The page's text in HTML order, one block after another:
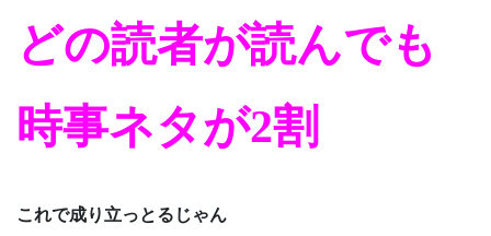
どの読者が読んでも
時事ネタが2割
これで成り立っとるじゃん